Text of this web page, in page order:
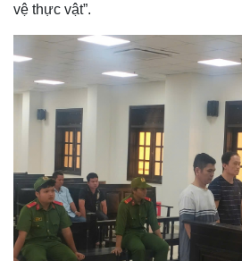
vệ thực vật”.